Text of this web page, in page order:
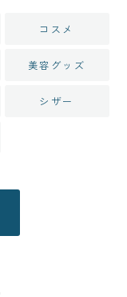
コスメ
美容グッズ
シザー